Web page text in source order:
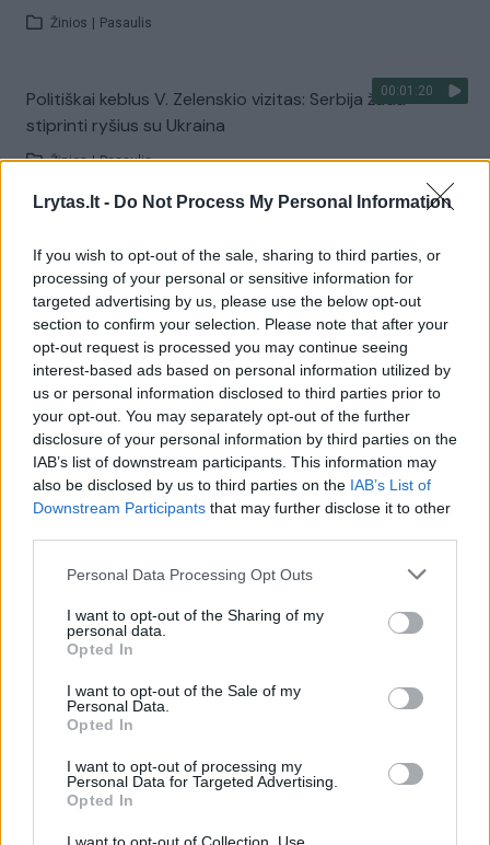
Lrytas.lt - Do Not Process My Personal Information
If you wish to opt-out of the sale, sharing to third parties, or
processing of your personal or sensitive information for
targeted advertising by us, please use the below opt-out
section to confirm your selection. Please note that after your
opt-out request is processed you may continue seeing
interest-based ads based on personal information utilized by
us or personal information disclosed to third parties prior to
your opt-out. You may separately opt-out of the further
disclosure of your personal information by third parties on the
IAB’s list of downstream participants. This information may
also be disclosed by us to third parties on the IAB’s List of
Downstream Participants that may further disclose it to other
Personal Data Processing Opt Outs
I want to opt-out of the Sharing of my
personal data.
Opted In
I want to opt-out of the Sale of my
Personal Data.
Opted In
I want to opt-out of processing my
Personal Data for Targeted Advertising.
Opted In
Žinios Pasaulis
00:01:20
Politiškai keblus V. Zelenskio vizitas: Serbija žada
stiprinti ryšius su Ukraina
Žinios | Pasaulis
ežere ir aktyvi karšių žūklė
Laidos | Paulius ir Saulius
Visi įrašai
Žiūrimiausi įrašai
vaiko gyvybių išgelbėti nepavyko
Žinios | Lietuvos diena
00:00:57
Savaitės vidurys nusimato karštas: temperatūra kils iki
32 laipsnių šilumos